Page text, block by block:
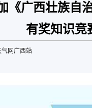
《广西壮族自
有奖知识竞
气网广西站